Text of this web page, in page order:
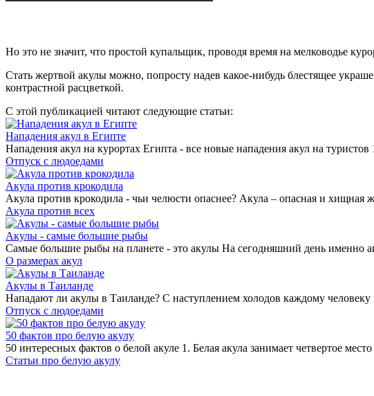
Но это не значит, что простой купальщик, проводя время на мелководье
Стать жертвой акулы можно, попросту надев какое-нибудь блестящее
контрастной расцветкой.
С этой публикацией читают следующие статьи:
Нападения акул в Египте
Нападения акул на курортах Египта - все новые нападения акул на
Отпуск с людоедами
Акула против крокодила
Акула против крокодила - чьи челюсти опаснее? Акула – опасная и хищная
Акула против всех
Акулы - самые большие рыбы
Самые большие рыбы на планете - это акулы На сегодняшний день именно
О размерах акул
Акулы в Таиланде
Нападают ли акулы в Таиланде? С наступлением холодов каждому человеку
Отпуск с людоедами
50 фактов про белую акулу
50 интересных фактов о белой акуле 1. Белая акула занимает четвертое
Статьи про белую акулу